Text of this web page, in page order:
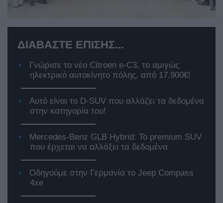
ΔΙΑΒΑΣΤΕ ΕΠΙΣΗΣ...
Γνώρισε το νέο Citroen e-C3, το αμιγώς
ηλεκτρικό αυτοκίνητο πόλης, από 17.900€!
Αυτό είναι το D-SUV που αλλάζει τα δεδομένα
στην κατηγορία του!
Mercedes-Benz GLB Hybrid: Το premium SUV
που έρχεται να αλλάξει τα δεδομένα
Οδηγούμε στην Γερμανία το Jeep Compass
4xe